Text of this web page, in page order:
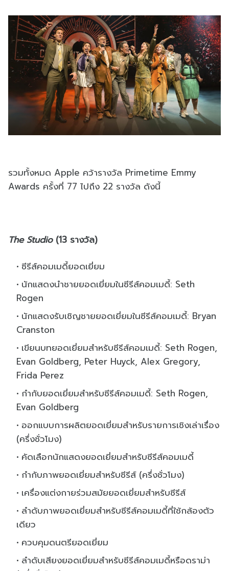
รวมทั้งหมด Apple คว้ารางวัล Primetime Emmy
Awards ครั้งที่ 77 ไปถึง 22 รางวัล ดังนี้
The Studio(13 รางวัล)
ซีรีส์คอมเมดี้ยอดเยี่ยม
นักแสดงนำชายยอดเยี่ยมในซีรีส์คอมเมดี้: Seth
Rogen
นักแสดงรับเชิญชายยอดเยี่ยมในซีรีส์คอมเมดี้: Bryan
Cranston
เขียนบทยอดเยี่ยมสำหรับซีรีส์คอมเมดี้: Seth Rogen,
Evan Goldberg, Peter Huyck, Alex Gregory,
Frida Perez
กำกับยอดเยี่ยมสำหรับซีรีส์คอมเมดี้: Seth Rogen,
Evan Goldberg
ออกแบบการผลิตยอดเยี่ยมสำหรับรายการเชิงเล่าเรื่อง
(ครึ่งชั่วโมง)
คัดเลือกนักแสดงยอดเยี่ยมสำหรับซีรีส์คอมเมดี้
กำกับภาพยอดเยี่ยมสำหรับซีรีส์ (ครึ่งชั่วโมง)
เครื่องแต่งกายร่วมสมัยยอดเยี่ยมสำหรับซีรีส์
ลำดับภาพยอดเยี่ยมสำหรับซีรีส์คอมเมดี้ที่ใช้กล้องตัว
เดียว
ควบคุมดนตรียอดเยี่ยม
ลำดับเสียงยอดเยี่ยมสำหรับซีรีส์คอมเมดี้หรือดราม่า